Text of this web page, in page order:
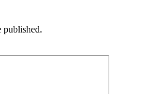
published.